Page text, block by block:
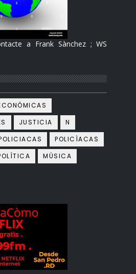
a Frank Sànchez ; WS
JUSTICIA
N
POLICÌACAS
MÙSICA